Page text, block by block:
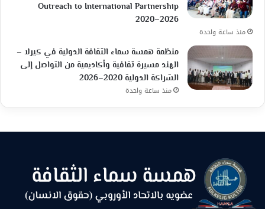
Outreach to International Partnership
2020–2026
منذ ساعة واحدة
منظمة همسة سماء الثقافة الدولية في كيرلا –
الهند مسيرة ثقافية وأكاديمية من التواصل إلى
الشراكة الدولية 2020–2026
منذ ساعة واحدة